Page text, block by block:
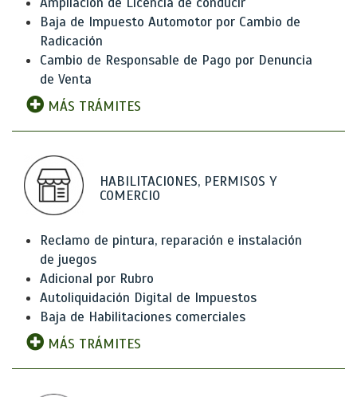
Baja de Impuesto Automotor por Cambio de
Radicación
Cambio de Responsable de Pago por Denuncia
de Venta
MÁS TRÁMITES
HABILITACIONES, PERMISOS Y
COMERCIO
Reclamo de pintura, reparación e instalación
de juegos
Adicional por Rubro
Autoliquidación Digital de Impuestos
Baja de Habilitaciones comerciales
MÁS TRÁMITES